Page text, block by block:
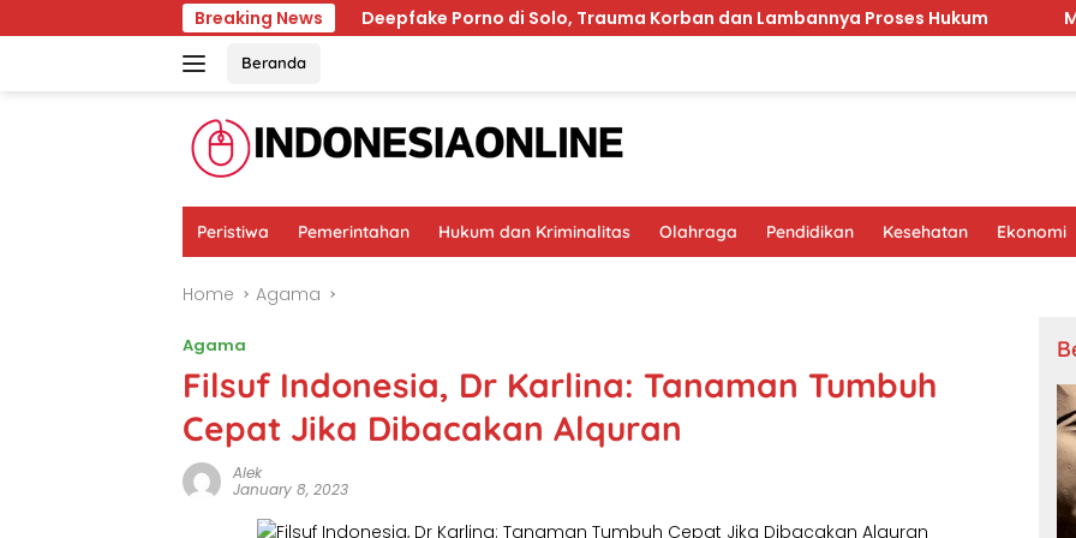
to
Breaking News
Deepfake Porno di Solo, Trauma Korban dan Lambannya Proses Hukum MinyaKita
Beranda
Peristiwa Pemerintahan Hukum dan Kriminalitas Olahraga Pendidikan Kesehatan Ekonomi
Home Agama
Agama
Filsuf Indonesia, Dr Karlina: Tanaman Tumbuh
Cepat Jika Dibacakan Alquran
Alek
January 8, 2023